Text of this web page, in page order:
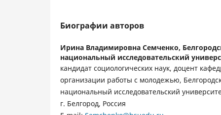
Биографии авторов
Ирина Владимировна Семченко,
национальный исследовательский
кандидат социологических наук, доцент
организации работы с молодежью,
национальный исследовательский
г. Белгород, Россия